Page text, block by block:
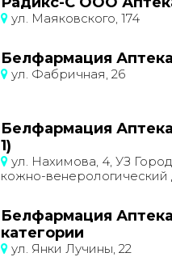
ул. Маяковского, 174
Белфармация
ул. Фабричная, 26
Белфармация
1)
ул. Нахимова, 4, УЗ
кожно-венерологический
Белфармация
категории
ул. Янки Лучины, 22